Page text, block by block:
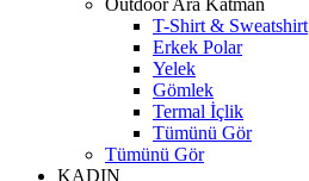
Outdoor Ara Katman
T-Shirt & Sweatshirt
Erkek Polar
Yelek
Gömlek
Termal İçlik
Tümünü Gör
Tümünü Gör
KADIN